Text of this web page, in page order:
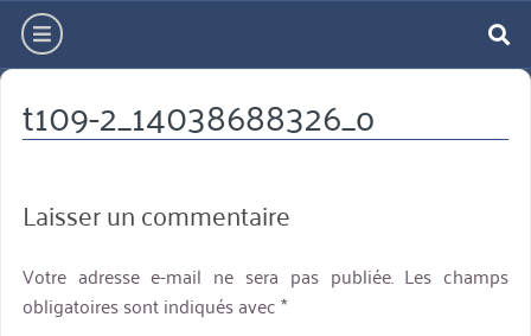
Aller
directement
au
contenu
hamburger
t109-2_14038688326_o
Laisser un commentaire
Votre adresse e-mail ne sera pas publiée. Les champs
obligatoires sont indiqués avec*